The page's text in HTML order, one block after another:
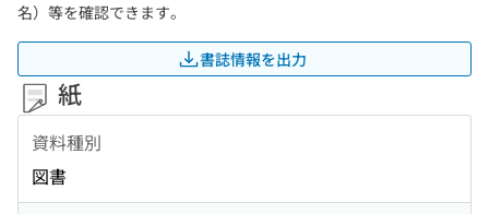
名）等を確認できます。
書誌情報を出力
紙
資料種別
図書